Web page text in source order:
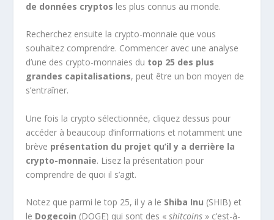
de données cryptos les plus connus au monde.
Recherchez ensuite la crypto-monnaie que vous
souhaitez comprendre. Commencer avec une analyse
d’une des crypto-monnaies du top 25 des plus
grandes capitalisations, peut être un bon moyen de
s’entraîner.
Une fois la crypto sélectionnée, cliquez dessus pour
accéder à beaucoup d’informations et notamment une
brève présentation du projet qu’il y a derrière la
crypto-monnaie. Lisez la présentation pour
comprendre de quoi il s’agit.
Notez que parmi le top 25, il y a le Shiba Inu (SHIB) et
le Dogecoin (DOGE) qui sont des «shitcoins » c’est-à-